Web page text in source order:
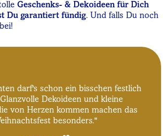
Geschenks- & Dekoideen für Dich
Du garantiert fündig. Und falls Du noch
darf's schon ein bisschen festlich
Dekoideen und kleine
von Herzen kommen machen das
besonders."